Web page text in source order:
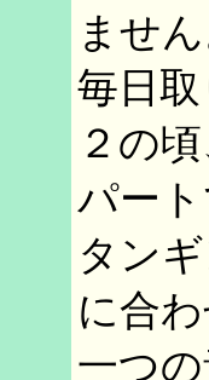
ませ
毎日
２の
パー
タン
に合
一つ